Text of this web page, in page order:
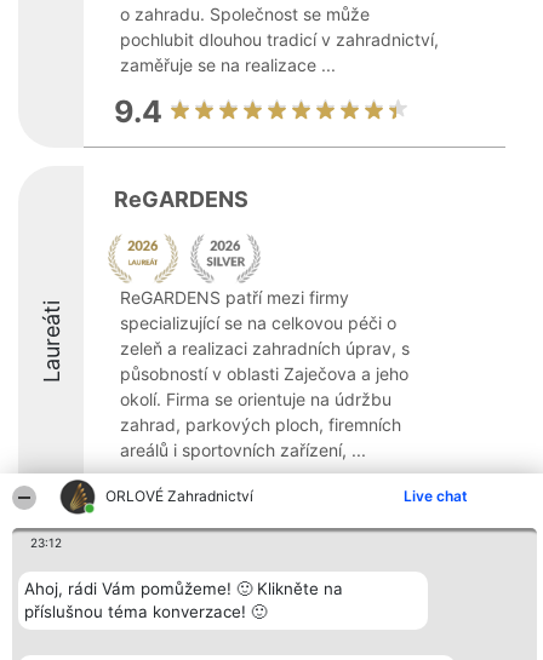
ORLOVÉ Zahradnictví Live chat
23:12
Ahoj, rádi Vám pomůžeme! 🙂 Klikněte na
příslušnou téma konverzace! 🙂
o zahradu. Společnost se může
pochlubit dlouhou tradicí v zahradnictví,
zaměřuje se na realizace ...
9.4
Laureáti
ReGARDENS
ReGARDENS patří mezi firmy
specializující se na celkovou péči o
zeleň a realizaci zahradních úprav, s
působností v oblasti Zaječova a jeho
okolí. Firma se orientuje na údržbu
zahrad, parkových ploch, firemních
areálů i sportovních zařízení, ...
8.9
Organizátor hlasování
Bright Side Solutions sp. z o.
o. sp. k.
ul. Ruska 22
Wrocław 50-079
Plebiscyt
Vítězové
Seznam všech
laureátů
Zásady